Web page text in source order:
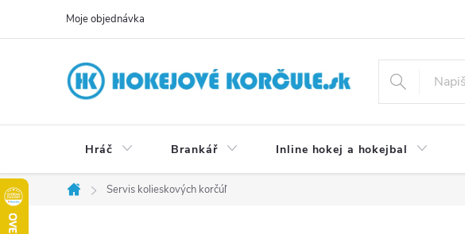
Moje objednávka
Hráč Brankář Inline hokej a hokejbal
Domů
Servis kolieskových korčúľ